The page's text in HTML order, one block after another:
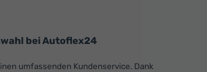
bei Autoflex24
umfassenden Kundenservice. Dank